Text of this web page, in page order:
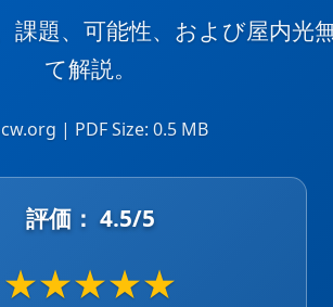
課題、可能性、および屋内
て解説。
| PDF Size: 0.5 MB
評価： 4.5/5
★★★★★